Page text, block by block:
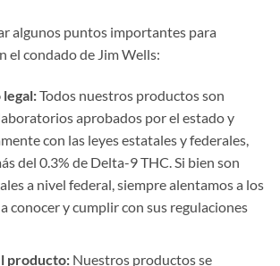
algunos puntos importantes para
el condado de Jim Wells:
Todos nuestros productos son
aprobados por el estado y
con las leyes estatales y federales,
del 0.3% de Delta-9 THC. Si bien son
a nivel federal, siempre alentamos a los
conocer y cumplir con sus regulaciones
producto:Nuestros productos se